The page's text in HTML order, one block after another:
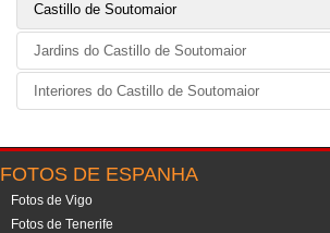
Castillo de Soutomaior
Jardins do Castillo de Soutomaior
Interiores do Castillo de Soutomaior
FOTOS DE ESPANHA
Fotos de Vigo
Fotos de Tenerife